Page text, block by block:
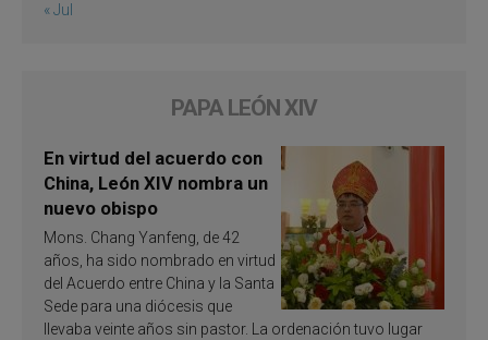
« Jul
PAPA LEÓN XIV
En virtud del acuerdo con
China, León XIV nombra un
nuevo obispo
Mons. Chang Yanfeng, de 42
años, ha sido nombrado en virtud
del Acuerdo entre China y la Santa
Sede para una diócesis que
llevaba veinte años sin pastor. La ordenación tuvo lugar